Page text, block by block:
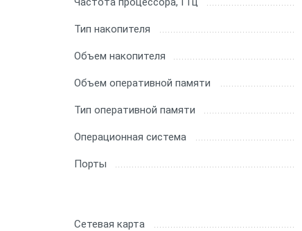
Тип накопителя
Объем накопителя
Объем оперативной памяти
Тип оперативной памяти
Операционная система
Порты
Сетевая карта